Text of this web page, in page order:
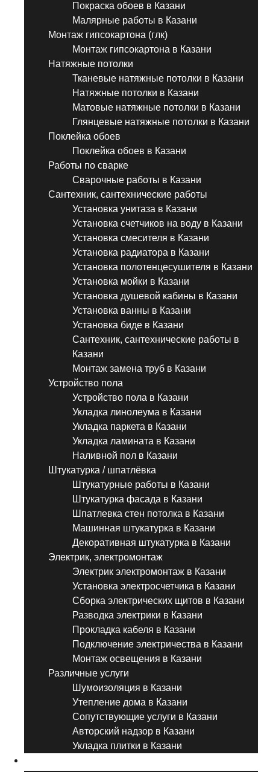
Покраска обоев в Казани
Малярные работы в Казани
Монтаж гипсокартона (глк)
Монтаж гипсокартона в Казани
Натяжные потолки
Тканевые натяжные потолки в Казани
Натяжные потолки в Казани
Матовые натяжные потолки в Казани
Глянцевые натяжные потолки в Казани
Поклейка обоев
Поклейка обоев в Казани
Работы по сварке
Сварочные работы в Казани
Сантехник, сантехнические работы
Установка унитаза в Казани
Установка счетчиков на воду в Казани
Установка смесителя в Казани
Установка радиатора в Казани
Установка полотенцесушителя в Казани
Установка мойки в Казани
Установка душевой кабины в Казани
Установка ванны в Казани
Установка биде в Казани
Сантехник, сантехнические работы в
Казани
Монтаж замена труб в Казани
Устройство пола
Устройство пола в Казани
Укладка линолеума в Казани
Укладка паркета в Казани
Укладка ламината в Казани
Наливной пол в Казани
Штукатурка / шпатлёвка
Штукатурные работы в Казани
Штукатурка фасада в Казани
Шпатлевка стен потолка в Казани
Машинная штукатурка в Казани
Декоративная штукатурка в Казани
Электрик, электромонтаж
Электрик электромонтаж в Казани
Установка электросчетчика в Казани
Сборка электрических щитов в Казани
Разводка электрики в Казани
Прокладка кабеля в Казани
Подключение электричества в Казани
Монтаж освещения в Казани
Различные услуги
Шумоизоляция в Казани
Утепление дома в Казани
Сопутствующие услуги в Казани
Авторский надзор в Казани
Укладка плитки в Казани